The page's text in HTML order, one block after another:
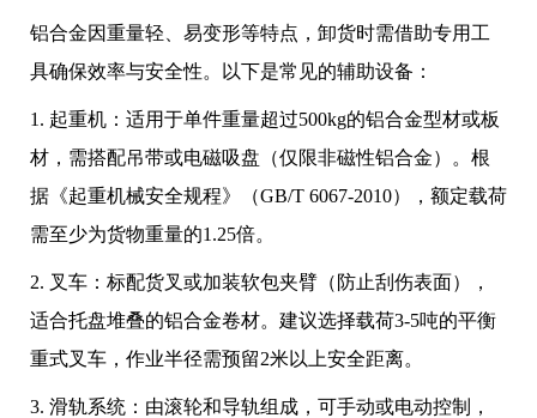
铝合金因重量轻、易变形等特点，卸货时需借助专用工
具确保效率与安全性。以下是常见的辅助设备：
1. 起重机：适用于单件重量超过500kg的铝合金型材或板
材，需搭配吊带或电磁吸盘（仅限非磁性铝合金）。根
据《起重机械安全规程》（GB/T 6067-2010），额定载荷
需至少为货物重量的1.25倍。
2. 叉车：标配货叉或加装软包夹臂（防止刮伤表面），
适合托盘堆叠的铝合金卷材。建议选择载荷3-5吨的平衡
重式叉车，作业半径需预留2米以上安全距离。
3. 滑轨系统：由滚轮和导轨组成，可手动或电动控制，